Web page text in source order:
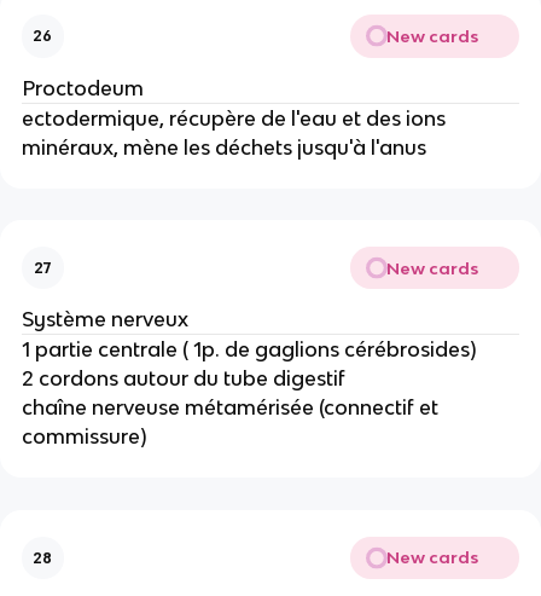
26 New cards
Proctodeum
ectodermique, récupère de l'eau et des ions
minéraux, mène les déchets jusqu'à l'anus
27 New cards
Système nerveux
1 partie centrale ( 1p. de gaglions cérébrosides)
2 cordons autour du tube digestif
chaîne nerveuse métamérisée (connectif et
commissure)
28 New cards